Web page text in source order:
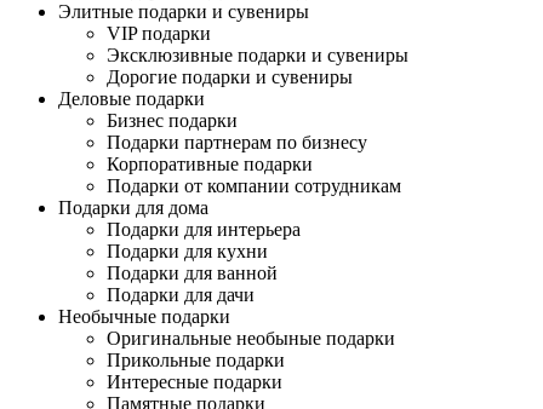
Элитные подарки и сувениры
VIP подарки
Эксклюзивные подарки и сувениры
Дорогие подарки и сувениры
Деловые подарки
Бизнес подарки
Подарки партнерам по бизнесу
Корпоративные подарки
Подарки от компании сотрудникам
Подарки для дома
Подарки для интерьера
Подарки для кухни
Подарки для ванной
Подарки для дачи
Необычные подарки
Оригинальные необыные подарки
Прикольные подарки
Интересные подарки
Памятные подарки